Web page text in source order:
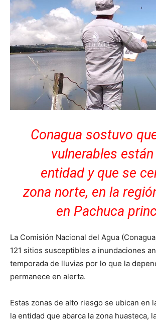
Conagua sostuvo
vulnerables
entidad y que se
zona norte, en la
en Pachuca
La Comisión Nacional del Agua
121 sitios susceptibles a inundaciones
temporada de lluvias por lo que la
permanece en alerta.
Estas zonas de alto riesgo se ubican en
la entidad que abarca la zona huasteca,